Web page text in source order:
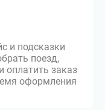
и подсказки
поезд,
оплатить заказ
оформления